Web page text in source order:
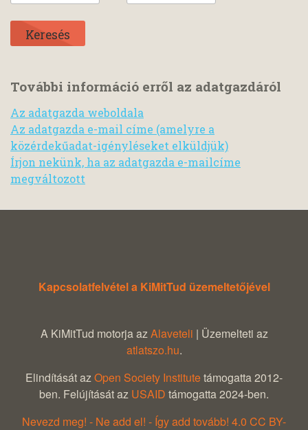
További információ erről az adatgazdáról
Az adatgazda weboldala
Az adatgazda e-mail címe (amelyre a
közérdekűadat-igényléseket elküldjük)
Írjon nekünk, ha az adatgazda e-mailcíme
megváltozott
Kapcsolatfelvétel a KiMitTud üzemeltetőjével
A KiMitTud motorja azAlaveteli | Üzemelteti az
atlatszo.hu.
Elindítását azOpen Society Institutetámogatta 2012-
ben. Felújítását az USAID támogatta 2024-ben.
Nevezd meg! - Ne add el! - Így add tovább! 4.0 CC BY-